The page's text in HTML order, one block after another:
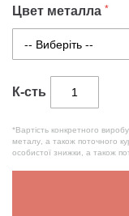
Цвет металла
К-сть
*Вартість конкретного
металу, а також поточного
особистої знижки, а також